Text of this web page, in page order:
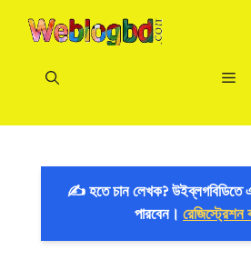
✍️ হতে চান লেখক? উইব্লগবিডিতে
পারবেন।